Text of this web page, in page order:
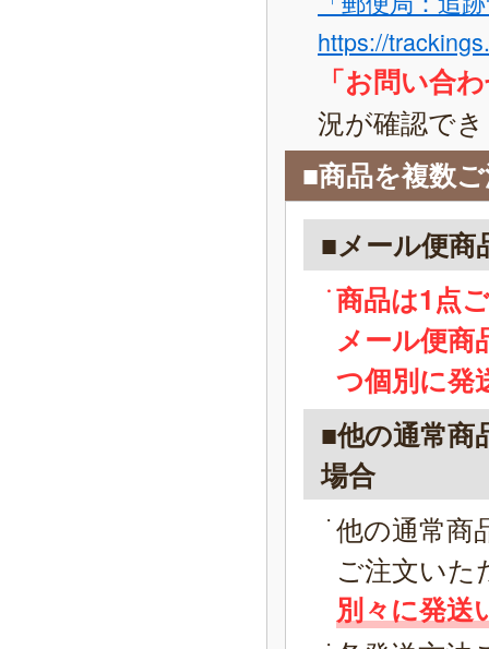
https://
「お問い合
況が確認で
■商品を複数
■メール便商
商品は1点
メール便商
つ個別に発
■他の通常商
場合
他の通常商
ご注文いた
別々に発送